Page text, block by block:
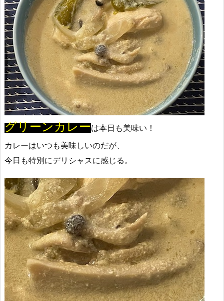
グリーンカレーは本日も美味い！
カレーはいつも美味しいのだが、
今日も特別にデリシャスに感じる。